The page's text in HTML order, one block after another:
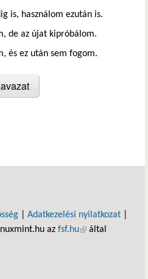
is, használom ezután is.
de az újat kipróbálom.
és ez után sem fogom.
Adatkezelési nyilatkozat
az fsf.hu(külső hivatkozás)
által